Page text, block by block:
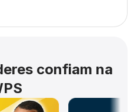
confiam na